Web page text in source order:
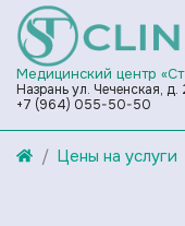
Медицинский центр
Назрань ул. Чеченская, д.
+7 (964) 055-50-50
Цены на услуги